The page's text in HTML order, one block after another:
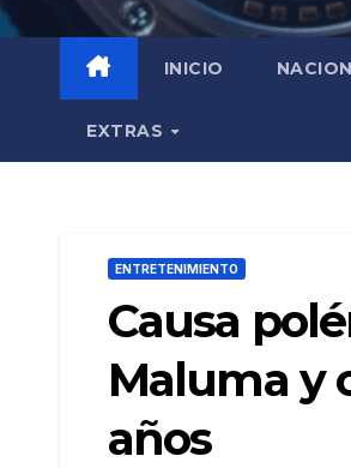
INICIO
EXTRAS
ENTRETENIMIENTO
Causa
Maluma y
años